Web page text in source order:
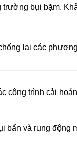
bụi bặm.
lại các
công trình cải
bẩn và rung động